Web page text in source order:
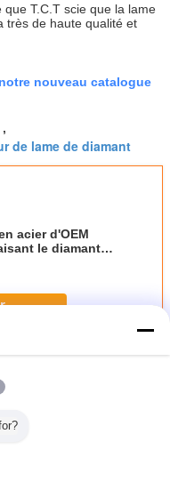
T.C.T scie que la lame
très de haute qualité et
nouveau catalogue
,
de lame de diamant
acier d'OEM
le diamant